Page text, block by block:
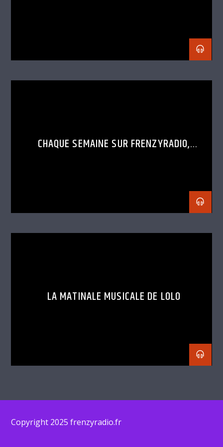
CHAQUE SEMAINE SUR FRENZYRADIO,
LA MATINALE MUSICALE DE LOLO
Copyright 2025 frenzyradio.fr